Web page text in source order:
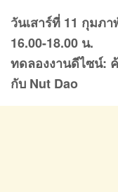
วันเสาร์ที่ 11 กุมภ
16.00-18.00 น.
ทดลองงานดีไซน์:
กับ Nut Dao